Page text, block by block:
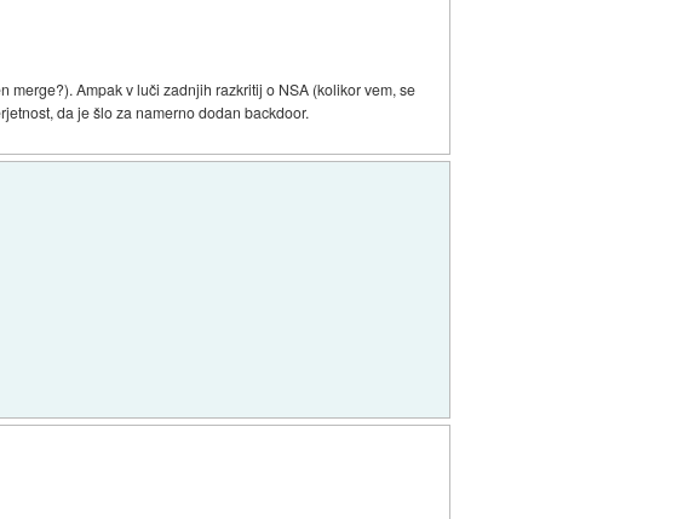
merge?). Ampak v luči zadnjih razkritij o NSA (kolikor vem, se
da je šlo za namerno dodan backdoor.